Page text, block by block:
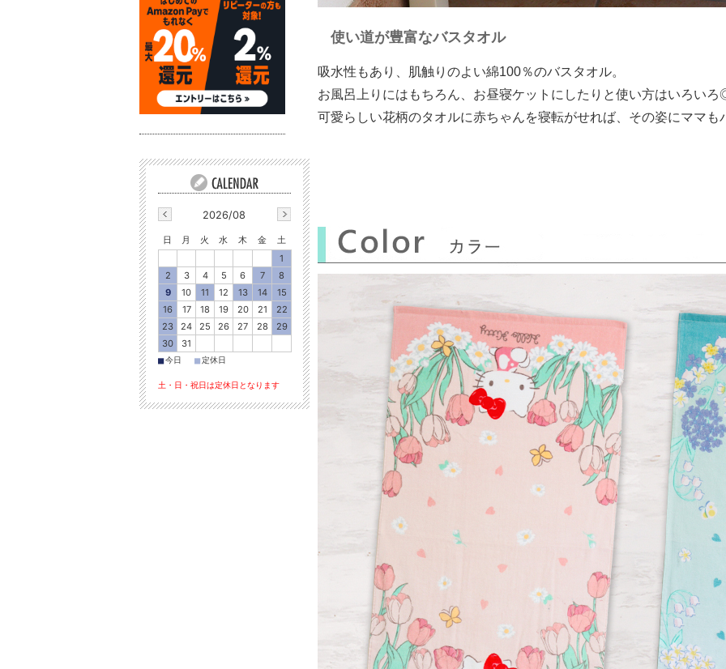
使い道が豊富なバスタオル
吸水性もあり、肌触りのよい綿100％のバスタオル。
お風呂上りにはもちろん、お昼寝ケットにしたりと使い方はいろい
可愛らしい花柄のタオルに赤ちゃんを寝転がせれば、その姿にママ
2026/08
日 月 火 水 木 金
土
1
2
3 4 5 6 7
8
9
10 11 12 13 14
15
16
17 18 19 20 21
22
23
24 25 26 27 28
29
30
31
■今日 ■定休日
土・日・祝日は定休日となります